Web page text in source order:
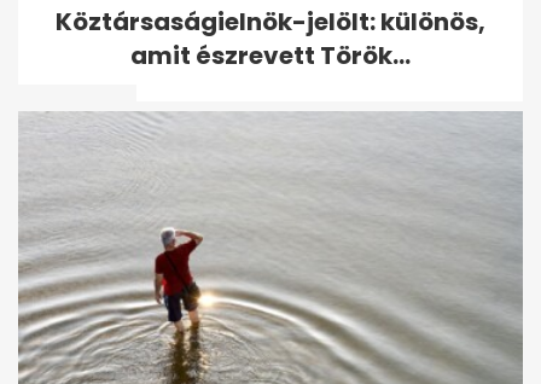
győri milliomos, aki 636
milliót...
Köztársaságielnök-jelölt: különös,
amit észrevett Török...